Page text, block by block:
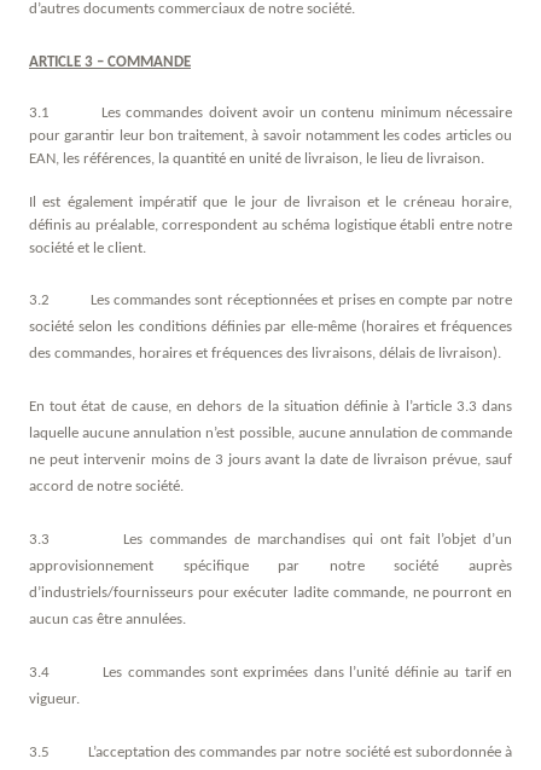
d’autres documents commerciaux de notre société.
ARTICLE 3 – COMMANDE
3.1 Les commandes doivent avoir un contenu minimum nécessaire
pour garantir leur bon traitement, à savoir notamment les codes articles ou
EAN, les références, la quantité en unité de livraison, le lieu de livraison.
Il est également impératif que le jour de livraison et le créneau horaire,
définis au préalable, correspondent au schéma logistique établi entre notre
société et le client.
3.2 Les commandes sont réceptionnées et prises en compte par notre
société selon les conditions définies par elle-même (horaires et fréquences
des commandes, horaires et fréquences des livraisons, délais de livraison).
En tout état de cause, en dehors de la situation définie à l’article 3.3 dans
laquelle aucune annulation n’est possible, aucune annulation de commande
ne peut intervenir moins de 3 jours avant la date de livraison prévue, sauf
accord de notre société.
3.3 Les commandes de marchandises qui ont fait l’objet d’un
approvisionnement spécifique par notre société auprès
d’industriels/fournisseurs pour exécuter ladite commande, ne pourront en
aucun cas être annulées.
3.4 Les commandes sont exprimées dans l’unité définie au tarif en
vigueur.
3.5 L’acceptation des commandes par notre société est subordonnée à